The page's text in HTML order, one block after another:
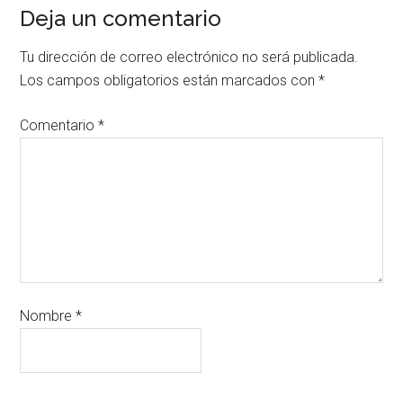
Deja un comentario
Tu dirección de correo electrónico no será publicada.
Los campos obligatorios están marcados con*
Comentario*
Nombre*